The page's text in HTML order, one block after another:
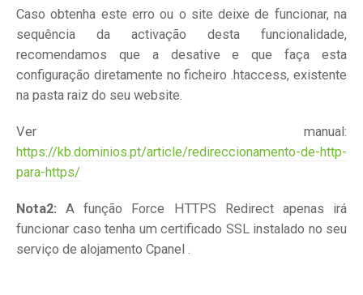
Caso obtenha este erro ou o site deixe de funcionar, na
sequência da activação desta funcionalidade,
recomendamos que a desative e que faça esta
configuração diretamente no ficheiro .htaccess, existente
na pasta raiz do seu website.
Ver manual:
https://kb.dominios.pt/article/redireccionamento-de-http-
para-https/
Nota2: A função Force HTTPS Redirect apenas irá
funcionar caso tenha um certificado SSL instalado no seu
serviço de alojamento Cpanel .